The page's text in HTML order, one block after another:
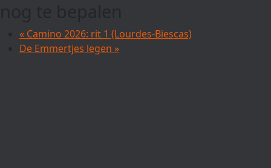
« Camino 2026: rit 1 (Lourdes-Biescas)
De Emmertjes legen »